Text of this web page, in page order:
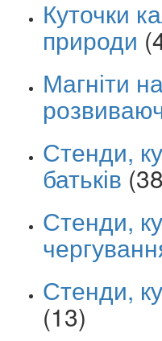
Куточки
природи
Магніти
Стенди,
батьків
Стенди,
Стенди,
(13)